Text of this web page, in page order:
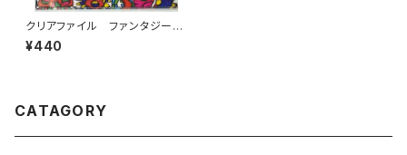
クリアファイル ファンタジーロ
ゴ
¥440
CATAGORY